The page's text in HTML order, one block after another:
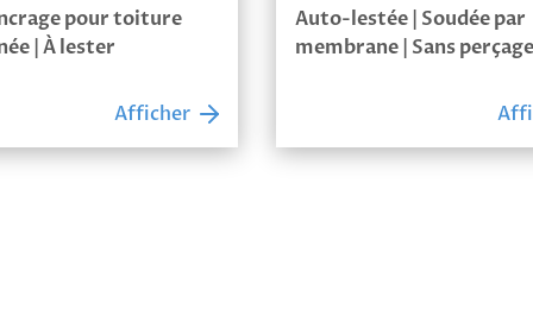
pour toiture
| À lester
Afficher
Auto-lestée | Soudée par
membrane | Sans perçage